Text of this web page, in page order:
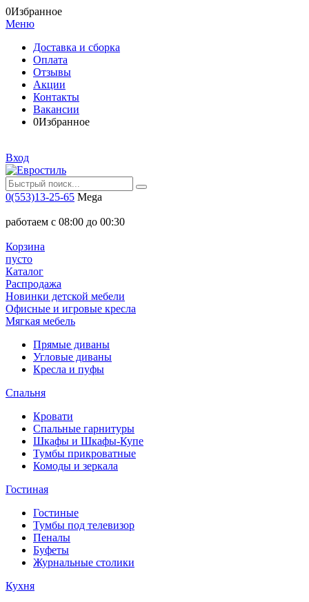
0Избранное
Меню
Доставка и сборка
Оплата
Отзывы
Акции
Контакты
Вакансии
0Избранное
Вход
0(553)13-25-65 Mega
работаем с 08:00 до 00:30
Корзина
пусто
Каталог
Распродажа
Новинки детской мебели
Офисные и игровые кресла
Мягкая мебель
Прямые диваны
Угловые диваны
Кресла и пуфы
Спальня
Кровати
Спальные гарнитуры
Шкафы и Шкафы-Купе
Тумбы прикроватные
Комоды и зеркала
Гостиная
Гостиные
Тумбы под телевизор
Пеналы
Буфеты
Журнальные столики
Кухня